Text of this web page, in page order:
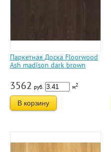
Паркетная Доска Floorwood
Ash madison dark brown
3562 руб. м2
В корзину